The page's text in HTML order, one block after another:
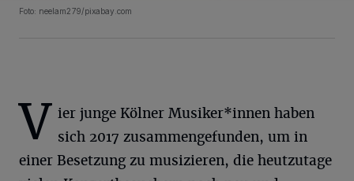
Foto: neelam279/pixabay.com
V ier junge Kölner Musiker*innen haben
sich 2017 zusammengefunden, um in
einer Besetzung zu musizieren, die heutzutage